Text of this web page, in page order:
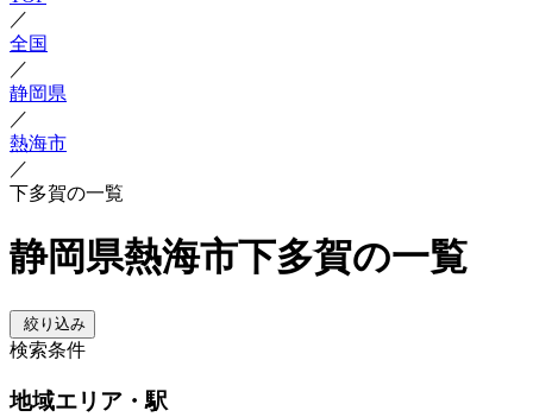
／
全国
／
静岡県
／
熱海市
／
下多賀の一覧
静岡県熱海市下多賀の一覧
絞り込み
検索条件
地域エリア・駅